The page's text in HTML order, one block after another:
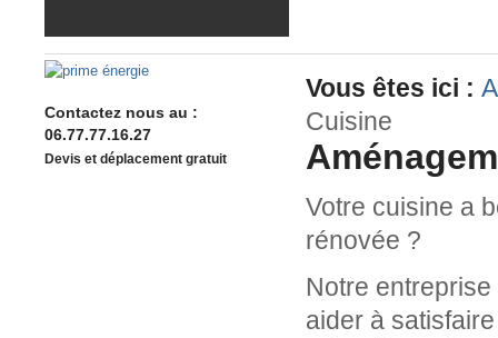
Vous êtes ici :
Cuisine
Votre cuisine a
rénovée ?
Notre
aider à
Contactez nous au :
06.77.77.16.27
Devis et déplacement gratuit